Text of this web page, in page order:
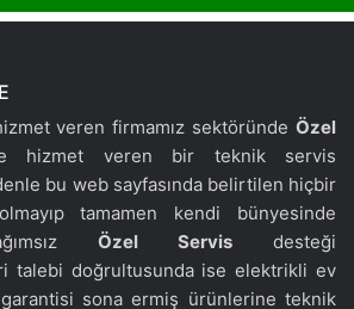
veren firmamız sektöründe Özel
hizmet veren bir teknik servis
bu web sayfasında belirtilen hiçbir
tamamen kendi bünyesinde
Özel Servis desteği
talebi doğrultusunda ise elektrikli ev
sona ermiş ürünlerine teknik